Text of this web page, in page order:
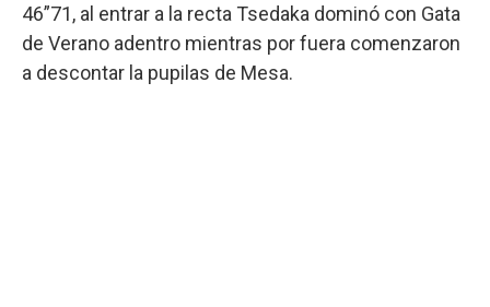
46”71, al entrar a la recta Tsedaka dominó con Gata
de Verano adentro mientras por fuera comenzaron
a descontar la pupilas de Mesa.